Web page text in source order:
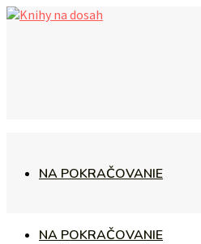
NA POKRAČOVANIE
NA POKRAČOVANIE